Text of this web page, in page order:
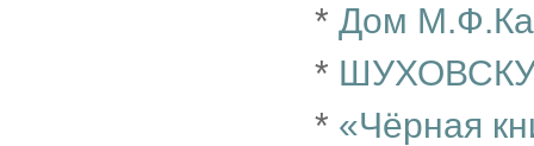
* Дом
*
* «Чёрная